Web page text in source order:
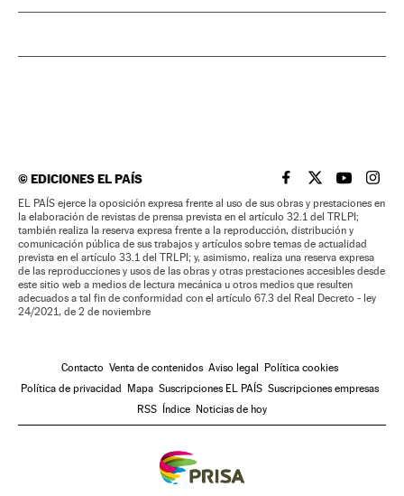
©EDICIONES EL PAÍS EL PAÍS BRASIL EN
EL PAÍSEL PAÍS
EL
EL PAÍS ejerce la oposición expresa frente al uso de sus obras y prestaciones en
la elaboración de revistas de prensa prevista en el artículo 32.1 del TRLPI;
también realiza la reserva expresa frente a la reproducción, distribución y
comunicación pública de sus trabajos y artículos sobre temas de actualidad
prevista en el artículo 33.1 del TRLPI; y, asimismo, realiza una reserva expresa
de las reproducciones y usos de las obras y otras prestaciones accesibles desde
este sitio web a medios de lectura mecánica u otros medios que resulten
adecuados a tal fin de conformidad con el artículo 67.3 del Real Decreto - ley
24/2021, de 2 de noviembre
Contacto Venta de contenidos Aviso legal
Política cookies
Política de privacidad
Mapa Suscripciones EL PAÍS Suscripciones empresas
RSS
Índice Noticias de hoy